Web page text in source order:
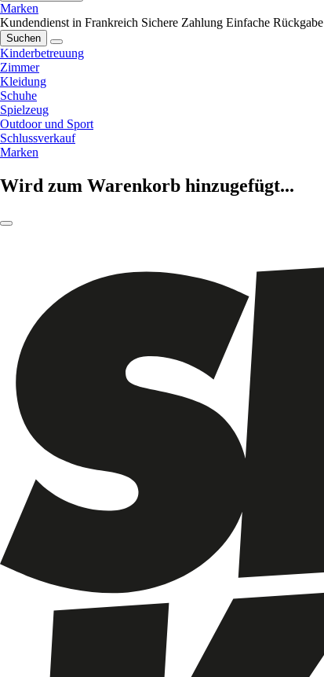
Marken
Kundendienst in Frankreich Sichere Zahlung Einfache Rückgabe
Suchen
Kinderbetreuung
Zimmer
Kleidung
Schuhe
Spielzeug
Outdoor und Sport
Schlussverkauf
Marken
Wird zum Warenkorb hinzugefügt...